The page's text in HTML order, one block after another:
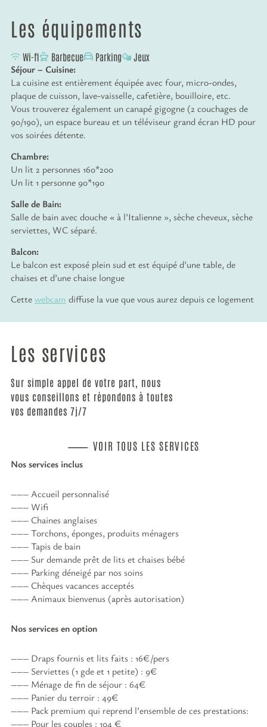
Les équipements
Wi-fi Barbecue Parking Jeux
Séjour – Cuisine:
La cuisine est entièrement équipée avec four, micro-ondes,
plaque de cuisson, lave-vaisselle, cafetière, bouilloire, etc.
Vous trouverez également un canapé gigogne (2 couchages de
90/190), un espace bureau et un téléviseur grand écran HD pour
vos soirées détente.
Chambre:
Un lit 2 personnes 160*200
Un lit 1 personne 90*190
Salle de Bain:
Salle de bain avec douche « à l’Italienne », sèche cheveux, sèche
serviettes, WC séparé.
Balcon:
Le balcon est exposé plein sud et est équipé d’une table, de
chaises et d’une chaise longue
Cettewebcam diffuse la vue que vous aurez depuis ce logement
Les services
Sur simple appel de votre part, nous
vous conseillons et répondons à toutes
vos demandes 7j/7
VOIR TOUS LES SERVICES
Nos services inclus
Accueil personnalisé
Wifi
Chaines anglaises
Torchons, éponges, produits ménagers
Tapis de bain
Sur demande prêt de lits et chaises bébé
Parking déneigé par nos soins
Chèques vacances acceptés
Animaux bienvenus (après autorisation)
Nos services en option
Draps fournis et lits faits : 16€/pers
Serviettes (1 gde et 1 petite) : 9€
Ménage de fin de séjour : 64€
Panier du terroir : 49€
Pack premium qui reprend l’ensemble de ces prestations:
Pour les couples : 104 €